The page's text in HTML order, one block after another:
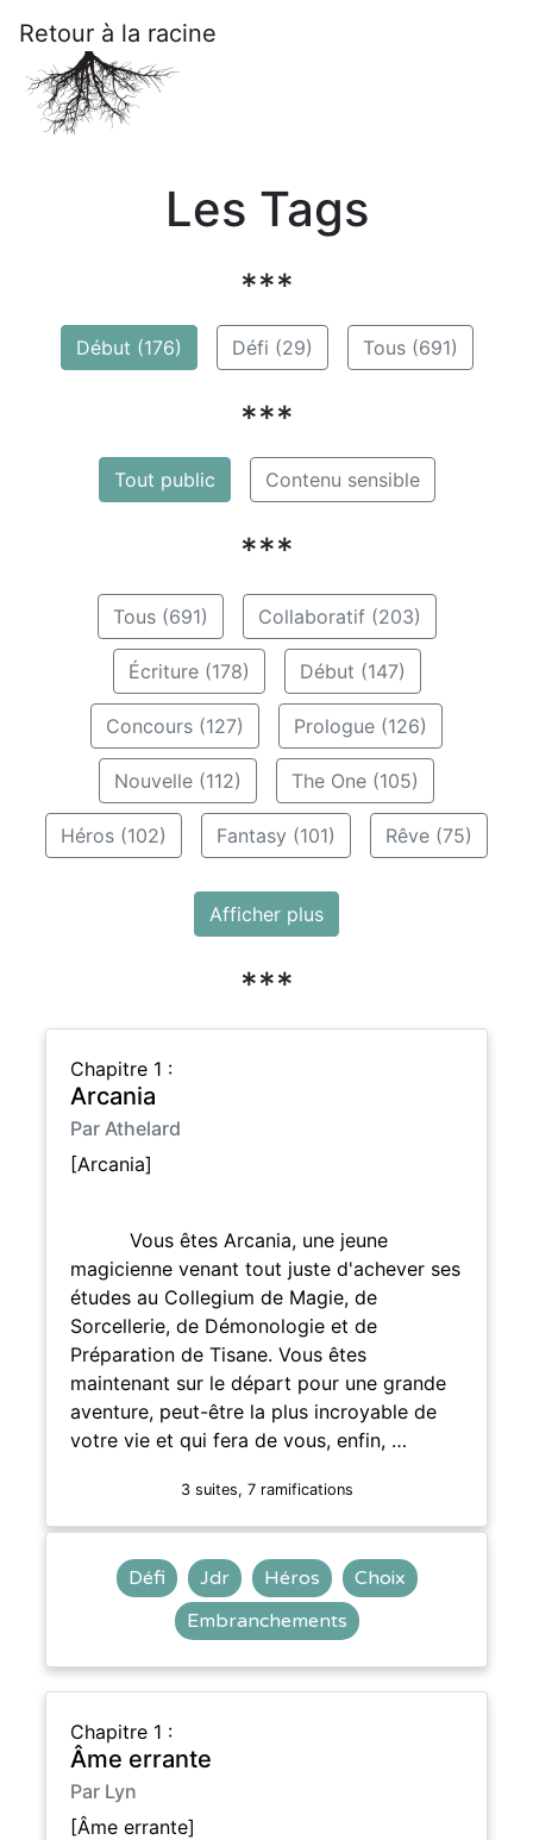
Retour à la racine
Les Tags
***
Début (176) Défi (29) Tous (691)
***
Tout public Contenu sensible
***
Tous (691) Collaboratif (203)
Écriture (178) Début (147)
Concours (127) Prologue (126)
Nouvelle (112) The One (105)
Héros (102) Fantasy (101) Rêve (75)
Afficher plus
***
Chapitre 1 :
Arcania
Par Athelard
[Arcania]
Vous êtes Arcania, une jeune
magicienne venant tout juste d'achever ses
études au Collegium de Magie, de
Sorcellerie, de Démonologie et de
Préparation de Tisane. Vous êtes
maintenant sur le départ pour une grande
aventure, peut-être la plus incroyable de
votre vie et qui fera de vous, enfin, …
3 suites, 7 ramifications
Défi Jdr Héros
Choix
Embranchements
Chapitre 1 :
Âme errante
Par Lyn
[Âme errante]